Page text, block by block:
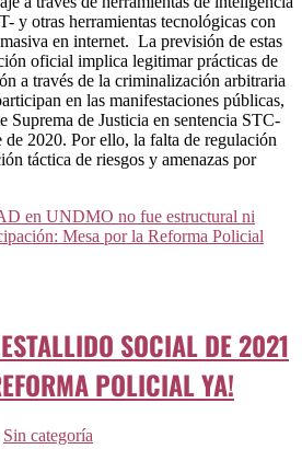
y otras herramientas tecnológicas con
en internet. La previsión de estas
oficial implica legitimar prácticas de
a través de la criminalización arbitraria
en las manifestaciones públicas,
Suprema de Justicia en sentencia STC-
de 2020. Por ello, la falta de regulación
táctica de riesgos y amenazas por
en UNDMO no fue estructural ni
Mesa por la Reforma Policial
SOCIAL DE 2021
POLICIAL YA!
Sin categoría